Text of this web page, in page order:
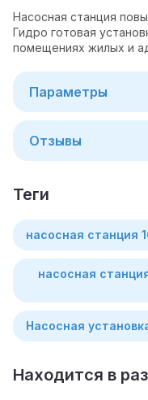
Насосная станция
Гидро готовая
помещениях жилых и
Параметры
Отзывы
теги
насосная станция
насосная
Насосная
Находится в